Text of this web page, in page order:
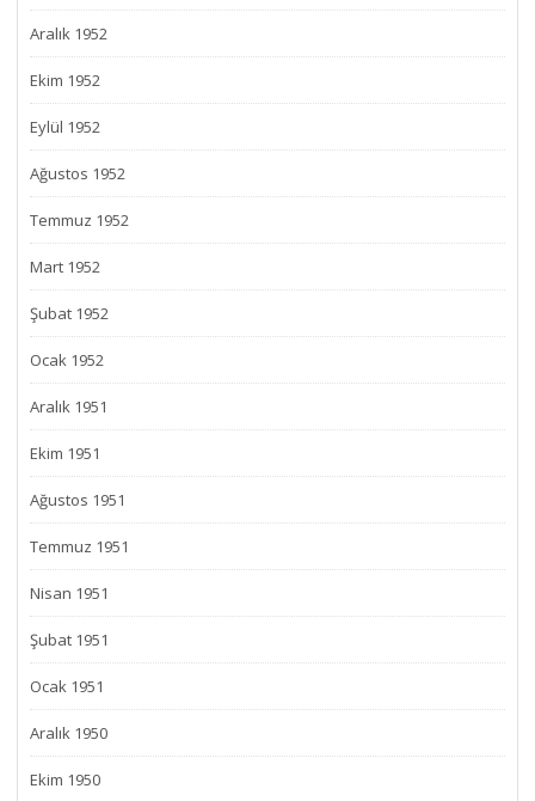
Aralık 1952
Ekim 1952
Eylül 1952
Ağustos 1952
Temmuz 1952
Mart 1952
Şubat 1952
Ocak 1952
Aralık 1951
Ekim 1951
Ağustos 1951
Temmuz 1951
Nisan 1951
Şubat 1951
Ocak 1951
Aralık 1950
Ekim 1950